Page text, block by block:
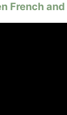
French